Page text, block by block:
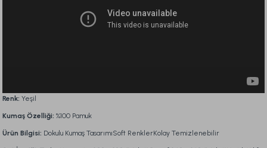
Renk: Yeşil
Kumaş Özelliği: %100 Pamuk
Ürün Bilgisi: Dokulu Kumaş TasarımıSoft RenklerKolay Temizlenebilir